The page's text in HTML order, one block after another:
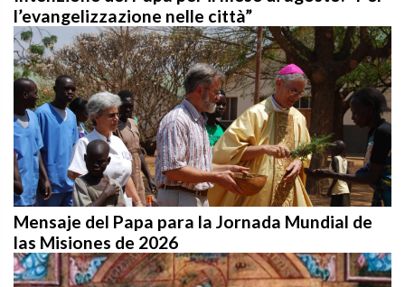
Mensaje del Papa para la Jornada Mundial de
las Misiones de 2026